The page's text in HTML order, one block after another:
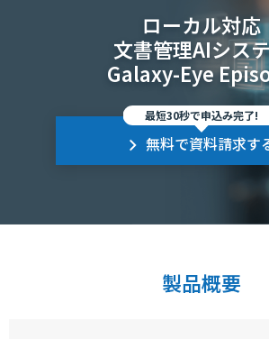
ローカル対応
文書管理AIシス
Galaxy-Eye
最短30秒で申込み完了!
無料で資料請求す
製品概要